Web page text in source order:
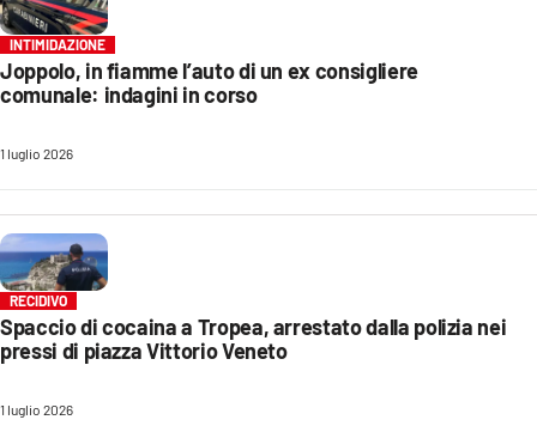
INTIMIDAZIONE
Joppolo, in fiamme l’auto di un ex consigliere
comunale: indagini in corso
1 luglio 2026
RECIDIVO
Spaccio di cocaina a Tropea, arrestato dalla polizia nei
pressi di piazza Vittorio Veneto
1 luglio 2026